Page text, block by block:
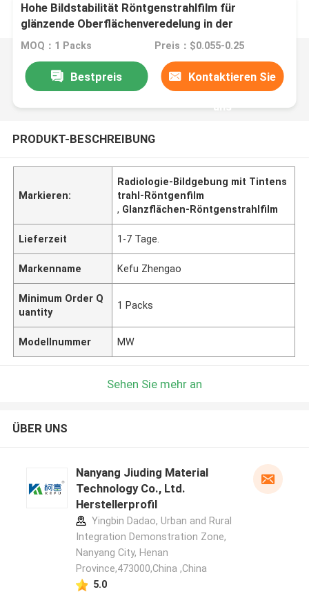
Hohe Bildstabilität Röntgenstrahlfilm für
glänzende Oberflächenveredelung in der
Radiologie
MOQ：1 Packs Preis：$0.055-0.25
Bestpreis Kontaktieren Sie
uns
PRODUKT-BESCHREIBUNG
Markieren:
Radiologie-Bildgebung mit Tintens
trahl-Röntgenfilm
, Glanzflächen-Röntgenstrahlfilm
Lieferzeit 1-7 Tage.
Markenname Kefu Zhengao
Minimum Order Q
uantity
1 Packs
Modellnummer MW
Sehen Sie mehr an
ÜBER UNS
Nanyang Jiuding Material
Technology Co., Ltd.
Herstellerprofil
Yingbin Dadao, Urban and Rural
Integration Demonstration Zone,
Nanyang City, Henan
Province,473000,China ,China
5.0